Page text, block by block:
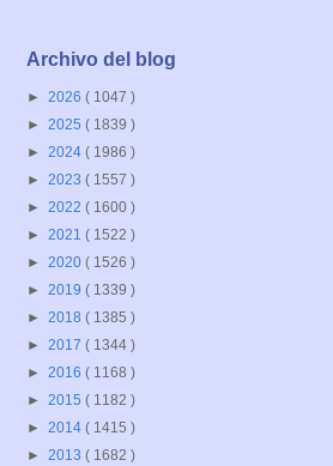
Archivo del blog
► 2026 ( 1047 )
► 2025 ( 1839 )
► 2024 ( 1986 )
► 2023 ( 1557 )
► 2022 ( 1600 )
► 2021 ( 1522 )
► 2020 ( 1526 )
► 2019 ( 1339 )
► 2018 ( 1385 )
► 2017 ( 1344 )
► 2016 ( 1168 )
► 2015 ( 1182 )
► 2014 ( 1415 )
► 2013 ( 1682 )